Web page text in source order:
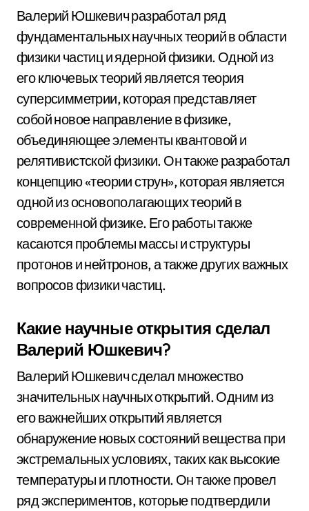
Валерий Юшкевич разработал ряд
фундаментальных научных теорий в области
физики частиц и ядерной физики. Одной из
его ключевых теорий является теория
суперсимметрии, которая представляет
собой новое направление в физике,
объединяющее элементы квантовой и
релятивистской физики. Он также разработал
концепцию «теории струн», которая является
одной из основополагающих теорий в
современной физике. Его работы также
касаются проблемы массы и структуры
протонов и нейтронов, а также других важных
вопросов физики частиц.
Какие научные открытия сделал
Валерий Юшкевич?
Валерий Юшкевич сделал множество
значительных научных открытий. Одним из
его важнейших открытий является
обнаружение новых состояний вещества при
экстремальных условиях, таких как высокие
температуры и плотности. Он также провел
ряд экспериментов, которые подтвердили